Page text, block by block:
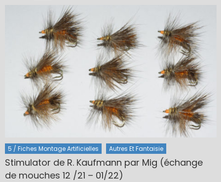
5 / Fiches Montage Artificielles Autres Et Fantaisie
Stimulator de R. Kaufmann par Mig (échange
de mouches 12 /21 – 01/22)